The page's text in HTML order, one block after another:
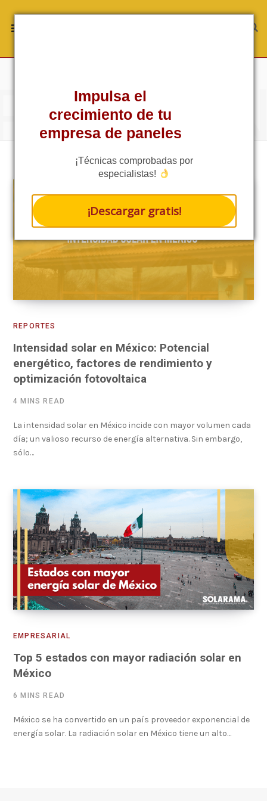
Impulsa el
crecimiento de tu
empresa de paneles
¡Técnicas comprobadas por
especialistas!
¡Descargar gratis!
RADIACIÓN SOLAR
REPORTES
Intensidad solar en México: Potencial
energético, factores de rendimiento y
optimización fotovoltaica
4 MINS READ
La intensidad solar en México incide con mayor volumen cada
día; un valioso recurso de energía alternativa. Sin embargo,
sólo…
EMPRESARIAL
Top 5 estados con mayor radiación solar en
México
6 MINS READ
México se ha convertido en un país proveedor exponencial de
energía solar. La radiación solar en México tiene un alto…